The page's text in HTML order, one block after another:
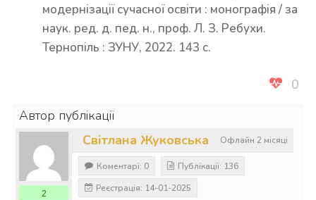
модернізації сучасної освіти : монографія / за
наук. ред. д. пед. н., проф. Л. З. Ребухи.
Тернопіль : ЗУНУ, 2022. 143 с.
0
Автор публікації
Офлайн 2 місяці
Світлана Жуковська
2
Коментарі: 0
Публікації: 136
Реєстрація: 14-01-2025